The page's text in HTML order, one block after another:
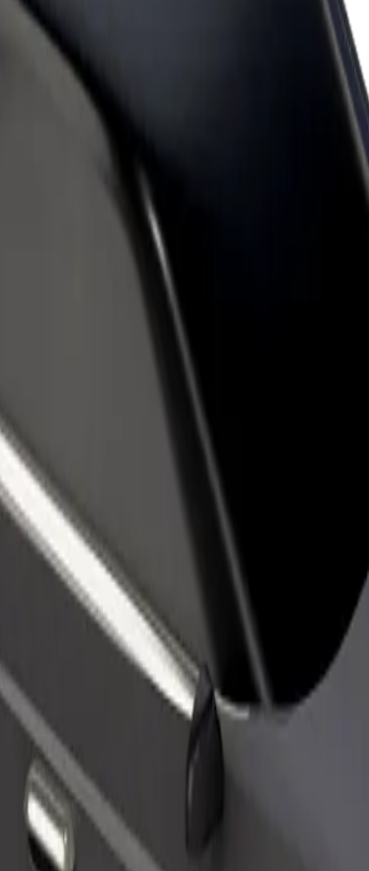
vai veikalu
klientu un paaugstini
pieejami Tavā pilsētā un izvēlies ceļam piemērotāko braucienu.
Lejupielādēt lietotni